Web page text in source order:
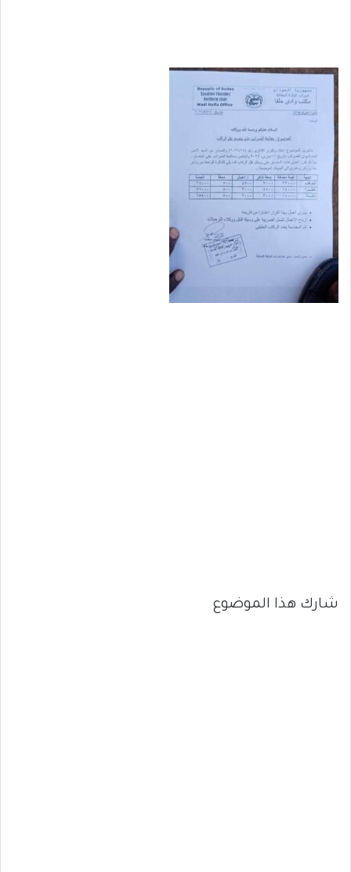
شارك هذا الموضوع